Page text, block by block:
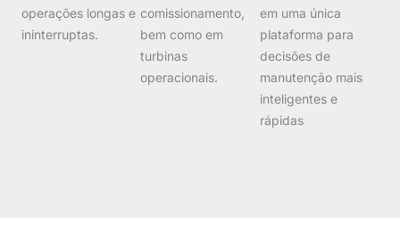
operações longas e
ininterruptas.
comissionamento,
bem como em
turbinas
operacionais.
em uma única
plataforma para
decisões de
manutenção mais
inteligentes e
rápidas